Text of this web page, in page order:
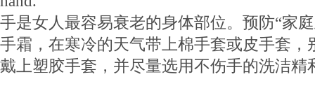
手是女人最容易衰老的身体部位。预防“家
手霜，在寒冷的天气带上棉手套或皮手套，
戴上塑胶手套，并尽量选用不伤手的洗洁精